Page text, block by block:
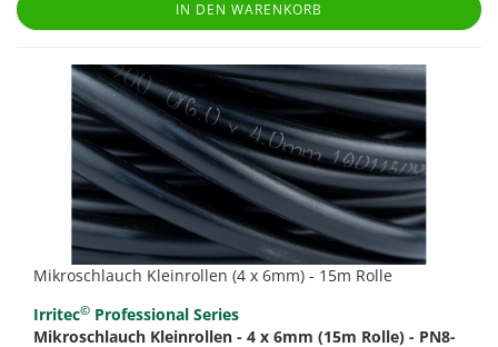
IN DEN WARENKORB
Mikroschlauch Kleinrollen (4 x 6mm) - 15m Rolle
Irritec© Professional Series
Mikroschlauch Kleinrollen - 4 x 6mm (15m Rolle) - PN8-